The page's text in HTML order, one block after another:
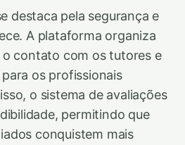
destaca pela segurança e
A plataforma organiza
contato com os tutores e
os profissionais
o sistema de avaliações
permitindo que
conquistem mais